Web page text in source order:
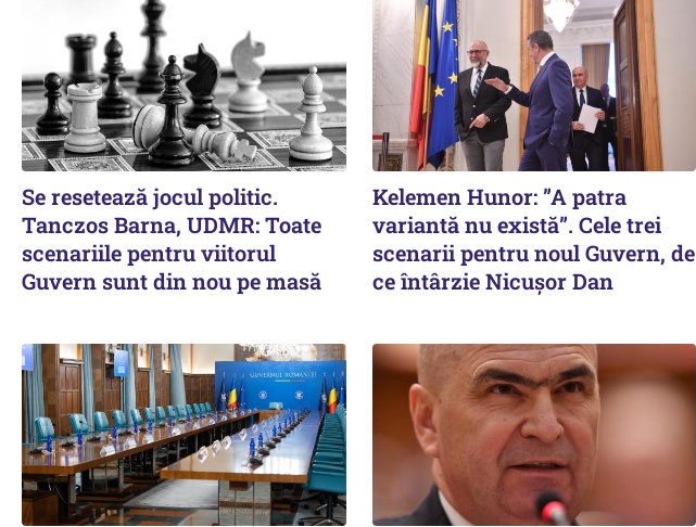
Se resetează jocul politic.
Tanczos Barna, UDMR: Toate
scenariile pentru viitorul
Guvern sunt din nou pe masă
Kelemen Hunor: ”A patra
variantă nu există”. Cele trei
scenarii pentru noul Guvern, de
ce întârzie Nicușor Dan